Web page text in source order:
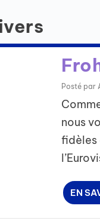
Posté par
nous
fidèles
EN